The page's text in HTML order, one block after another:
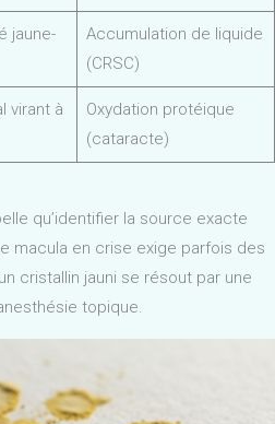
jaune-
Accumulation de liquide
(CRSC)
virant à
Oxydation protéique
(cataracte)
qu’identifier la source exacte
macula en crise exige parfois des
cristallin jauni se résout par une
topique.